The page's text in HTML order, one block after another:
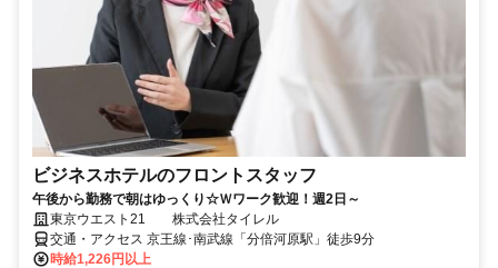
ビジネスホテルのフロントスタッフ
午後から勤務で朝はゆっくり☆Ｗワーク歓迎！週2日～
東京ウエスト21 株式会社タイレル
交通・アクセス 京王線･南武線「分倍河原駅」徒歩9分
時給1,226円以上